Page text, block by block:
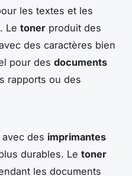
les textes et les
Le toner produit des
des caractères bien
pour des documents
rapports ou des
des imprimantes
durables. Le toner
les documents